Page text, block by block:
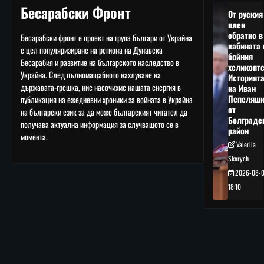
Бесарабски Фронт
Бесарабски фронт е проект на група българи от Украйна
с цел популяризиране на региона на Дунавска
Бесарабия и развитие на българското наследство в
Украйна. След пълномащабното нахлуване на
държавата-грешка, ние насочихме нашата енергия в
публикация на ежедневни хроники за войната в Украйна
на български език за да може българският читател да
получава актуална информация за случващото се в
момента.
От руския
плен
обратно в
кабината
бойния
Историята
на Иван
от
район
Valeriia
Skorych
2026-08-
18:10